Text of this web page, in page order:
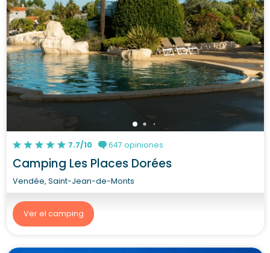
7.7/10 647 opiniones
Camping Les Places Dorées
Vendée, Saint-Jean-de-Monts
Ver el camping